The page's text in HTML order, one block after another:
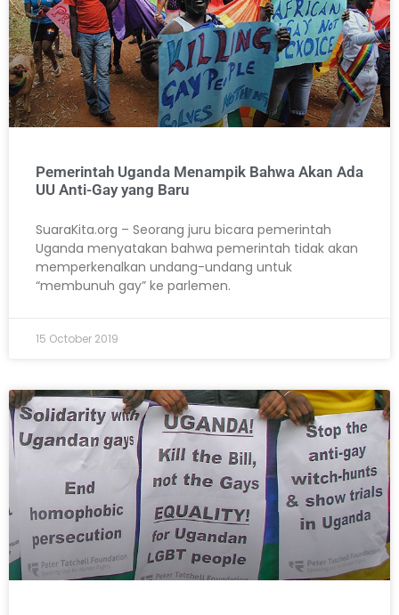
Pemerintah Uganda Menampik Bahwa Akan Ada
UU Anti-Gay yang Baru
SuaraKita.org – Seorang juru bicara pemerintah
Uganda menyatakan bahwa pemerintah tidak akan
memperkenalkan undang-undang untuk
“membunuh gay” ke parlemen.
15 October 2019